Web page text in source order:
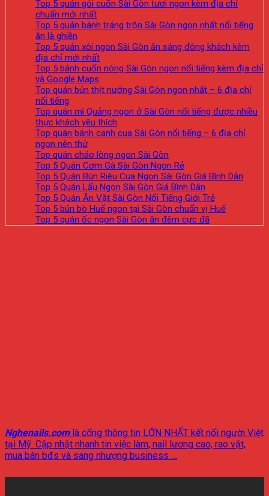
Top 5 quán gỏi cuốn Sài Gòn tươi ngon kèm địa chỉ
chuẩn mới nhất
Top 5 quán bánh tráng trộn Sài Gòn ngon nhất nổi tiếng
ăn là ghiền
Top 5 quán xôi ngon Sài Gòn ăn sáng đông khách kèm
địa chỉ mới nhất
Top 5 bánh cuốn nóng Sài Gòn ngon nổi tiếng kèm địa chỉ
và Google Maps
Top quán bún thịt nướng Sài Gòn ngon nhất – 6 địa chỉ
nổi tiếng
Top quán mì Quảng ngon ở Sài Gòn nổi tiếng được nhiều
thực khách yêu thích
Top quán bánh canh cua Sài Gòn nổi tiếng – 6 địa chỉ
ngon nên thử
Top quán cháo lòng ngon Sài Gòn
Top 5 Quán Cơm Gà Sài Gòn Ngon Rẻ
Top 5 Quán Bún Riêu Cua Ngon Sài Gòn Giá Bình Dân
Top 5 Quán Lẩu Ngon Sài Gòn Giá Bình Dân
Top 5 Quán Ăn Vặt Sài Gòn Nổi Tiếng Giới Trẻ
Top 5 bún bò Huế ngon tại Sài Gòn chuẩn vị Huế
Top 5 quán ốc ngon Sài Gòn ăn đêm cực đã
Nghenails.comlà cổng thông tin LỚN NHẤT kết nối người Việt
tại Mỹ. Cập nhật nhanh tin việc làm, nail lương cao, rao vặt,
mua bán bđs và sang nhượng business …